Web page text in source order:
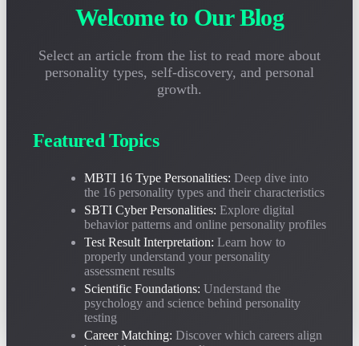
Incerto sobre como interpretar seu relatório de teste de personalidade?
Este guia ensina como compreender corretamente os resultados MBTI e
SBTI, evitar conceitos errôneos comuns e realmente aproveitar a análise
Os Testes de Personalidade São Científicos? Análise
Profunda das Fundações Psicológicas do MBTI e SBTI
Os testes de personalidade são confiáveis? Este artigo analisa
objetivamente a base científica e os limites aplicáveis do MBTI e SBTI a
Guia de Correspondência de Carreira-Personalidade
MBTI: Quais Empregos São Melhores para Cada um dos
16 Tipos?
Qual é o melhor para INTJ? Quais posições se adequam a ENFP?
Baseado em mais de 200.000 amostras de carreira, análise detalhada das
direções de carreira ideais e taxas de correspondência de emprego dos 16
tipos MBTI.
Welcome to Our Blog
Select an article from the list to read more about
personality types, self-discovery, and personal
growth.
Featured Topics
MBTI 16 Type Personalities: Deep dive into
the 16 personality types and their characteristics
SBTI Cyber Personalities: Explore digital
behavior patterns and online personality profiles
Test Result Interpretation: Learn how to
properly understand your personality
assessment results
Scientific Foundations: Understand the
psychology and science behind personality
testing
Career Matching: Discover which careers align